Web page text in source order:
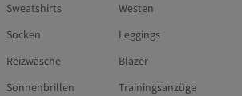
Sweatshirts
Westen
Socken
Leggings
Reizwäsche
Blazer
Sonnenbrillen
Trainingsanzüge